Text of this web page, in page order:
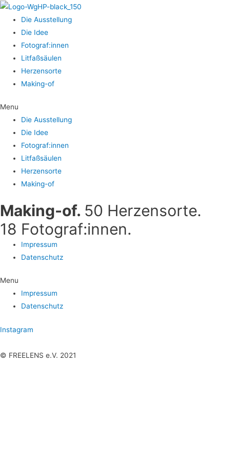
Die Aus­stel­lung
Die Idee
Fotograf:innen
Lit­faß­säu­len
Her­zens­or­te
Making-of
Menu
Die Aus­stel­lung
Die Idee
Fotograf:innen
Lit­faß­säu­len
Her­zens­or­te
Making-of
Making-of. 50 Her­zens­or­te.
18 Fotograf:innen.
Impres­sum
Daten­schutz
Menu
Impres­sum
Daten­schutz
Instagram
© FREELENS e.V. 2021